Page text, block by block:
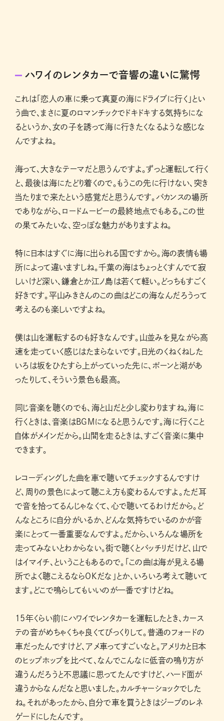
ハワイのレンタカーで音響の違いに驚愕
これは「恋人の車に乗って真夏の海にドライブに行く」とい
う曲で、まさに夏のロマンチックでドキドキする気持ちにな
るというか、女の子を誘って海に行きたくなるような感じな
んですよね。
海って、大きなテーマだと思うんですよ。ずっと運転して行く
と、最後は海にたどり着くので。もうこの先に行けない、突き
当たりまで来たという感覚だと思うんです。バカンスの場所
でありながら、ロードムービーの最終地点でもある。この世
の果てみたいな、空っぽな魅力がありますよね。
特に日本はすぐに海に出られる国ですから。海の表情も場
所によって違いますしね。千葉の海はちょっとくすんでて寂
しいけど深い、鎌倉とか江ノ島は若くて軽い。どっちもすごく
好きです。平山みきさんのこの曲はどこの海なんだろうって
考えるのも楽しいですよね。
僕は山を運転するのも好きなんです。山並みを見ながら高
速を走っていく感じはたまらないです。日光のくねくねした
いろは坂をひたすら上がっていった先に、ポーンと湖があ
ったりして、そういう景色も最高。
同じ音楽を聴くのでも、海と山だと少し変わりますね。海に
行くときは、音楽はBGMになると思うんです。海に行くこと
自体がメインだから。山間を走るときは、すごく音楽に集中
できます。
レコーディングした曲を車で聴いてチェックするんですけ
ど、周りの景色によって聴こえ方も変わるんですよ。ただ耳
で音を拾ってるんじゃなくて、心で聴いてるわけだから。ど
んなところに自分がいるか、どんな気持ちでいるのかが音
楽にとって一番重要なんですよ。だから、いろんな場所を
走ってみないとわからない。街で聴くとバッチリだけど、山で
はイマイチ、ということもあるので。「この曲は海が見える場
所でよく聴こえるならOKだな」とか、いろいろ考えて聴いて
ます。どこで鳴らしてもいいのが一番ですけどね。
15年くらい前にハワイでレンタカーを運転したとき、カース
テの音がめちゃくちゃ良くてびっくりして。普通のフォードの
車だったんですけど、アメ車ってすごいなと。アメリカと日本
のヒップホップを比べて、なんでこんなに低音の鳴り方が
違うんだろうと不思議に思ってたんですけど、ハード面が
違うからなんだなと思いました。カルチャーショックでした
ね。それがあったから、自分で車を買うときはジープのレネ
ゲードにしたんです。